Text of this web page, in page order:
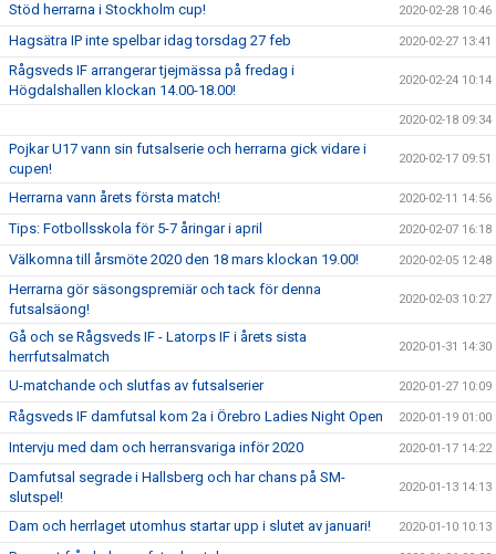
Stöd herrarna i Stockholm cup! 2020-02-28 10:46
Hagsätra IP inte spelbar idag torsdag 27 feb 2020-02-27 13:41
Rågsveds IF arrangerar tjejmässa på fredag i
Högdalshallen klockan 14.00-18.00!
2020-02-24 10:14
2020-02-18 09:34
Pojkar U17 vann sin futsalserie och herrarna gick vidare i
cupen!
2020-02-17 09:51
Herrarna vann årets första match! 2020-02-11 14:56
Tips: Fotbollsskola för 5-7 åringar i april 2020-02-07 16:18
Välkomna till årsmöte 2020 den 18 mars klockan 19.00! 2020-02-05 12:48
Herrarna gör säsongspremiär och tack för denna
futsalsäong!
2020-02-03 10:27
Gå och se Rågsveds IF - Latorps IF i årets sista
herrfutsalmatch
2020-01-31 14:30
U-matchande och slutfas av futsalserier 2020-01-27 10:09
Rågsveds IF damfutsal kom 2a i Örebro Ladies Night Open 2020-01-19 01:00
Intervju med dam och herransvariga inför 2020 2020-01-17 14:22
Damfutsal segrade i Hallsberg och har chans på SM-
slutspel!
2020-01-13 14:13
Dam och herrlaget utomhus startar upp i slutet av januari! 2020-01-10 10:13